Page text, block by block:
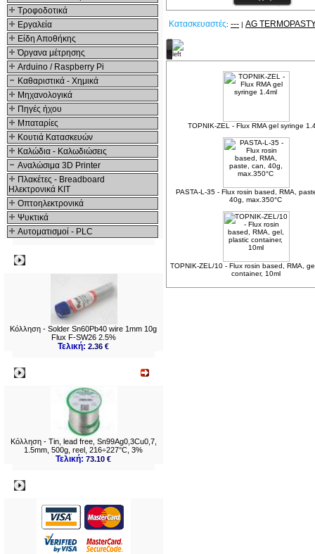
Τροφοδοτικά
Εργαλεία
Είδη Αποθήκης
Όργανα μέτρησης
Arduino / Raspberry Pi
Καθαριστικά - Χημικά
Μηχανολογικά
Πηγές ήχου
Μπαταρίες
Κουτιά Κατασκευών
Καλώδια - Καλωδιώσεις
Αναλώσιμα 3D Printer
Πλακέτες - Breadboard
Ηλεκτρονικά ΚΙΤ
Οπτοηλεκτρονικά
Ψυκτικά
Αυτοματισμοί - PLC
Κόλληση - Solder Sn60Pb40 wire 1mm 10g
Flux F-SW26 2.5%
Τελική:2.36 €
Κόλληση - Tin, lead free, Sn99Ag0,3Cu0,7,
1.5mm, 500g, reel, 216÷227°C, 3%
Τελική:73.10 €
Κατασκευαστές: --- | AG
TOPNIK-ZEL - Flux RMA gel syringe
PASTA-L-35 - Flux rosin based, RMA,
40g, max.350°C
TOPNIK-ZEL/10 - Flux rosin based, RMA,
container, 10ml